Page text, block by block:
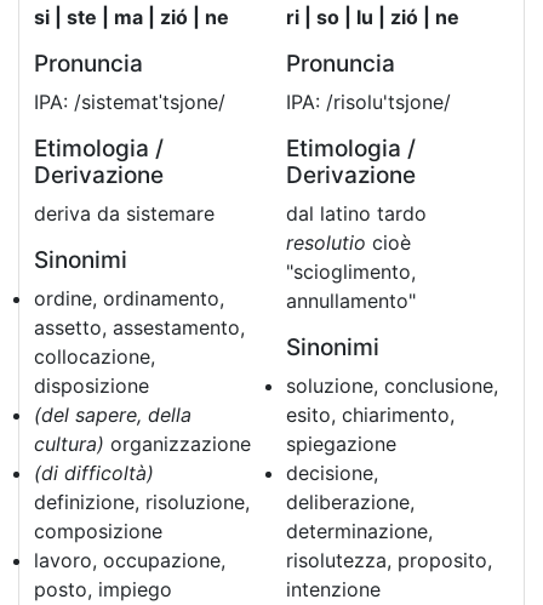
si | ste | ma | zió | ne
Pronuncia
IPA: /sistematˈtsjone/
Etimologia /
Derivazione
deriva da sistemare
Sinonimi
ordine, ordinamento,
assetto, assestamento,
collocazione,
disposizione
(del sapere, della
cultura) organizzazione
(di difficoltà)
definizione, risoluzione,
composizione
lavoro, occupazione,
posto, impiego
ri | so | lu | zió | ne
Pronuncia
IPA: /risolu'tsjone/
Etimologia /
Derivazione
dal latino tardo
resolutio cioè
"scioglimento,
annullamento"
Sinonimi
soluzione, conclusione,
esito, chiarimento,
spiegazione
decisione,
deliberazione,
determinazione,
risolutezza, proposito,
intenzione